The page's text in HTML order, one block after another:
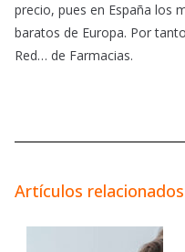
precio, pues en España los
baratos de Europa. Por
Red… de Farmacias.
Artículos